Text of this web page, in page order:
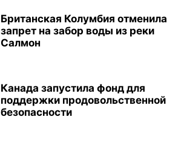
Британская Колумбия отменила
запрет на забор воды из реки
Салмон
Канада запустила фонд для
поддержки продовольственной
безопасности